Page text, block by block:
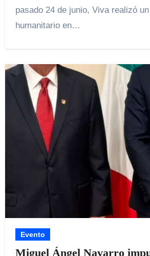
pasado 24 de junio, Viva realizó
humanitario en…
Evento
Miguel Ángel Navarro